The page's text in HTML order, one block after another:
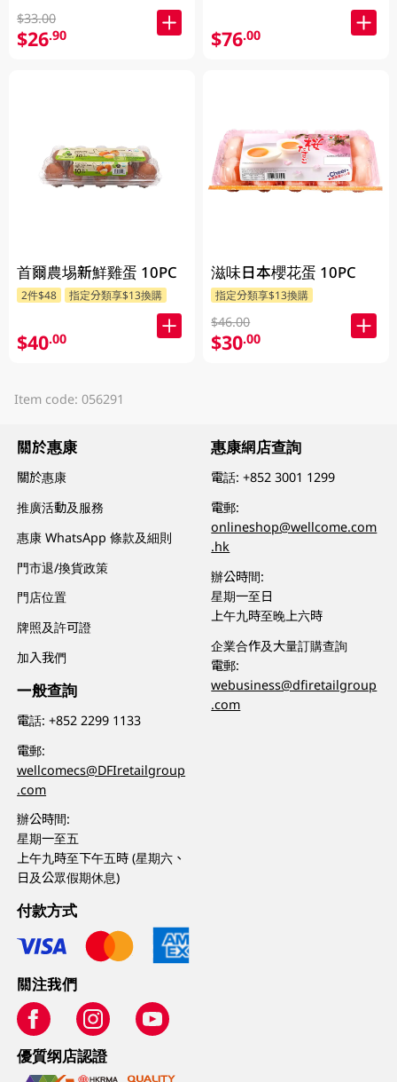
$33.00
$26.90
首爾農埸新鮮雞蛋 10PC
2件$48 指定分類享$13換購
$40.00
$76.00
滋味日本櫻花蛋 10PC
指定分類享$13換購
$46.00
$30.00
Item code: 056291
關於惠康
關於惠康
推廣活動及服務
惠康 WhatsApp 條款及細則
門市退/換貨政策
門店位置
牌照及許可證
加入我們
一般查詢
電話:+852 2299 1133
電郵:
wellcomecs@DFIretailgroup
.com
辦公時間:
星期一至五
上午九時至下午五時 (星期六、
日及公眾假期休息)
惠康網店查詢
電話:+852 3001 1299
電郵:
onlineshop@wellcome.com
.hk
辦公時間:
星期一至日
上午九時至晚上六時
企業合作及大量訂購查詢
電郵:
webusiness@dfiretailgroup
.com
付款方式
關注我們
優質纲店認證